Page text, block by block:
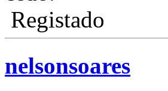
Registado
nelsonsoares